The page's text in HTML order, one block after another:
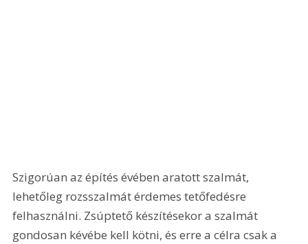
Szigorúan az építés évében aratott szalmát,
lehetőleg rozsszalmát érdemes tetőfedésre
felhasználni. Zsúptető készítésekor a szalmát
gondosan kévébe kell kötni, és erre a célra csak a